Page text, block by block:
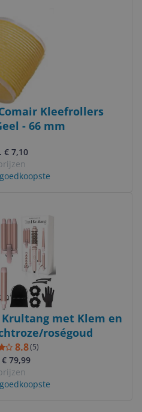
Kleefrollers
- 66 mm
€ 7,10
met Klem en
roségoud
8.8(5)
79,99